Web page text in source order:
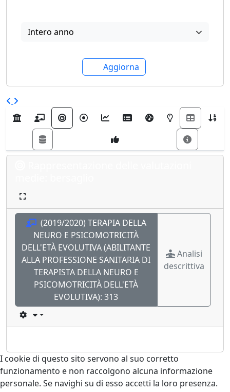
Intero anno
Aggiorna
(2019/2020) TERAPIA DELLA
NEURO E PSICOMOTRICITÀ
DELL'ETÀ EVOLUTIVA (ABILITANTE
ALLA PROFESSIONE SANITARIA DI
TERAPISTA DELLA NEURO E
PSICOMOTRICITÀ DELL'ETÀ
EVOLUTIVA): 313
Analisi
descrittiva
I cookie di questo sito servono al suo corretto
funzionamento e non raccolgono alcuna informazione
personale. Se navighi su di esso accetti la loro presenza.